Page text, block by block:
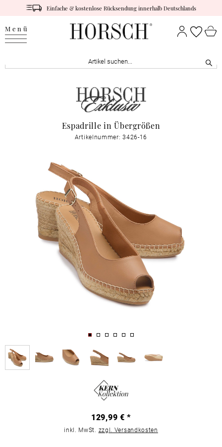
Einfache & kostenlose Rücksendung innerhalb Deutschlands
Menü
Espadrille in Übergrößen
Artikelnummer: 3426-16
129,99 € *
inkl. MwSt. zzgl. Versandkosten